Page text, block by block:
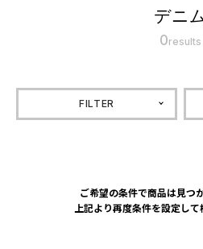
デニ
0results
FILTER
ご希望の条件で商品は見つ
上記より再度条件を設定して